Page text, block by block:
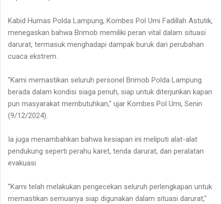
Kabid Humas Polda Lampung, Kombes Pol Umi Fadillah Astutik,
menegaskan bahwa Brimob memiliki peran vital dalam situasi
darurat, termasuk menghadapi dampak buruk dari perubahan
cuaca ekstrem.
"Kami memastikan seluruh personel Brimob Polda Lampung
berada dalam kondisi siaga penuh, siap untuk diterjunkan kapan
pun masyarakat membutuhkan," ujar Kombes Pol Umi, Senin
(9/12/2024).
Ia juga menambahkan bahwa kesiapan ini meliputi alat-alat
pendukung seperti perahu karet, tenda darurat, dan peralatan
evakuasi.
"Kami telah melakukan pengecekan seluruh perlengkapan untuk
memastikan semuanya siap digunakan dalam situasi darurat,"